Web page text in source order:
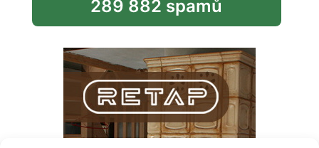
289 882 spamů